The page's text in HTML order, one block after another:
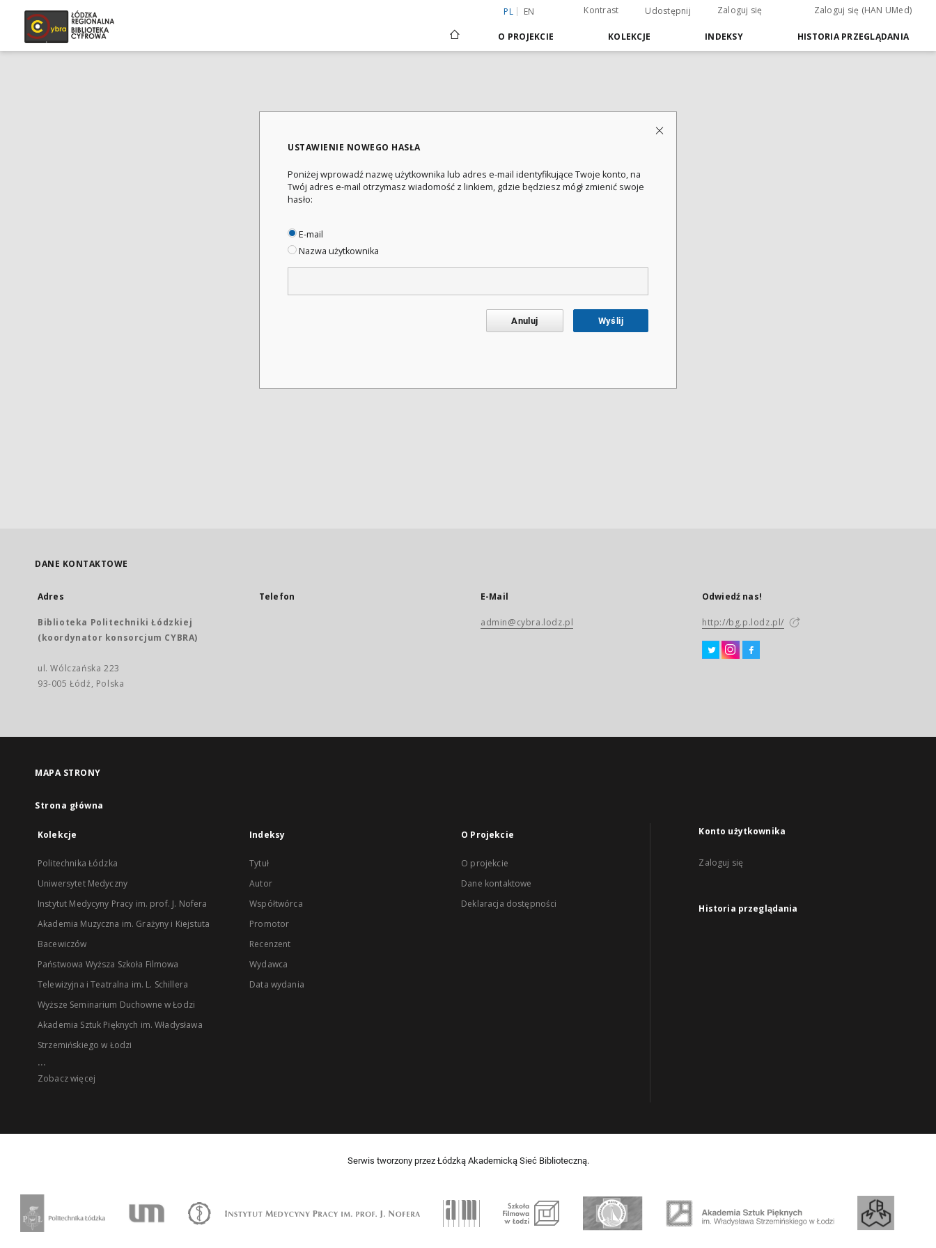
PL EN Kontrast Udostępnij Zaloguj się Zaloguj się (HAN UMed)
O PROJEKCIE KOLEKCJE INDEKSY HISTORIA PRZEGLĄDANIA
USTAWIENIE NOWEGO HASŁA
Poniżej wprowadź nazwę użytkownika lub adres e-mail identyfikujące Twoje konto, na
Twój adres e-mail otrzymasz wiadomość z linkiem, gdzie będziesz mógł zmienić swoje
hasło:
E-mail
Nazwa użytkownika
Anuluj Wyślij
DANE KONTAKTOWE
Adres
Biblioteka Politechniki Łódzkiej
(koordynator konsorcjum CYBRA)
ul. Wólczańska 223
93-005 Łódź, Polska
Telefon E-Mail
admin@cybra.lodz.pl
Odwiedź nas!
http://bg.p.lodz.pl/
MAPA STRONY
Strona główna
Kolekcje
Politechnika Łódzka
Uniwersytet Medyczny
Instytut Medycyny Pracy im. prof. J. Nofera
Akademia Muzyczna im. Grażyny i Kiejstuta
Bacewiczów
Państwowa Wyższa Szkoła Filmowa
Telewizyjna i Teatralna im. L. Schillera
Wyższe Seminarium Duchowne w Łodzi
Akademia Sztuk Pięknych im. Władysława
Strzemińskiego w Łodzi
...
Zobacz więcej
Indeksy
Tytuł
Autor
Współtwórca
Promotor
Recenzent
Wydawca
Data wydania
O Projekcie
O projekcie
Dane kontaktowe
Deklaracja dostępności
Konto użytkownika
Zaloguj się
Historia przeglądania
Serwis tworzony przez Łódzką Akademicką Sieć Biblioteczną.